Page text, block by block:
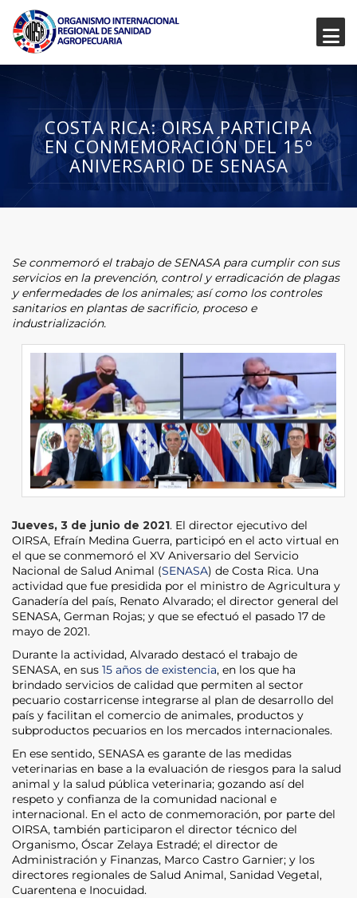
COSTA RICA: OIRSA PARTICIPA
EN CONMEMORACIÓN DEL 15º
ANIVERSARIO DE SENASA
Se conmemoró el trabajo de SENASA para cumplir con sus
servicios en la prevención, control y erradicación de plagas
y enfermedades de los animales; así como los controles
sanitarios en plantas de sacrificio, proceso e
industrialización.
Jueves, 3 de junio de 2021. El director ejecutivo del
OIRSA, Efraín Medina Guerra, participó en el acto virtual en
el que se conmemoró el XV Aniversario del Servicio
Nacional de Salud Animal (SENASA) de Costa Rica. Una
actividad que fue presidida por el ministro de Agricultura y
Ganadería del país, Renato Alvarado; el director general del
SENASA, German Rojas; y que se efectuó el pasado 17 de
mayo de 2021.
Durante la actividad, Alvarado destacó el trabajo de
SENASA, en sus 15 años de existencia, en los que ha
brindado servicios de calidad que permiten al sector
pecuario costarricense integrarse al plan de desarrollo del
país y facilitan el comercio de animales, productos y
subproductos pecuarios en los mercados internacionales.
En ese sentido, SENASA es garante de las medidas
veterinarias en base a la evaluación de riesgos para la salud
animal y la salud pública veterinaria; gozando así del
respeto y confianza de la comunidad nacional e
internacional. En el acto de conmemoración, por parte del
OIRSA, también participaron el director técnico del
Organismo, Óscar Zelaya Estradé; el director de
Administración y Finanzas, Marco Castro Garnier; y los
directores regionales de Salud Animal, Sanidad Vegetal,
Cuarentena e Inocuidad.